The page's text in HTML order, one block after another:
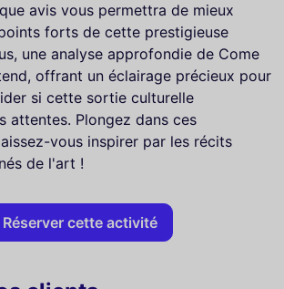
avis vous permettra de mieux
forts de cette prestigieuse
une analyse approfondie de Come
offrant un éclairage précieux pour
si cette sortie culturelle
attentes. Plongez dans ces
vous inspirer par les récits
de l'art !
Réserver cette activité